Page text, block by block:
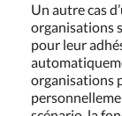
Un autre cas
organisations
pour leur
organisations